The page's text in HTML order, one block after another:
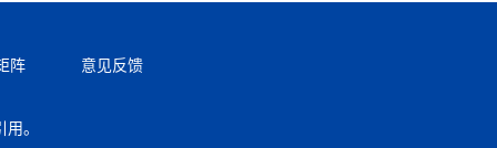
阵 意见反馈
。